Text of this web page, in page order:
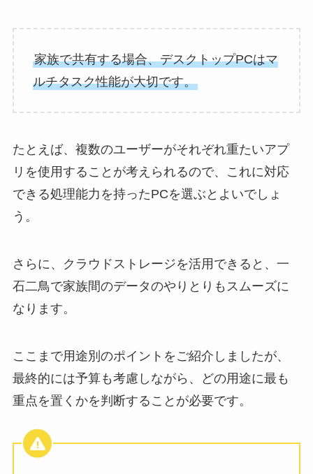
家族で共有する場合、デスクトップPCはマ
ルチタスク性能が大切です。
たとえば、複数のユーザーがそれぞれ重たいアプ
リを使用することが考えられるので、これに対応
できる処理能力を持ったPCを選ぶとよいでしょ
う。
さらに、クラウドストレージを活用できると、一
石二鳥で家族間のデータのやりとりもスムーズに
なります。
ここまで用途別のポイントをご紹介しましたが、
最終的には予算も考慮しながら、どの用途に最も
重点を置くかを判断することが必要です。